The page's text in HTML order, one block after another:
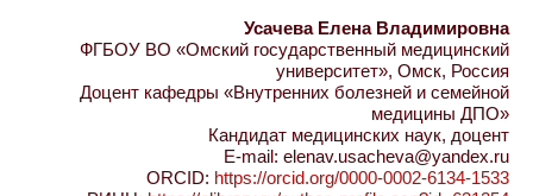
Усачева Елена Владимировна
ФГБОУ ВО «Омский государственный медицинский
университет», Омск, Россия
Доцент кафедры «Внутренних болезней и семейной
медицины ДПО»
Кандидат медицинских наук, доцент
E-mail: elenav.usacheva@yandex.ru
ORCID: https://orcid.org/0000-0002-6134-1533